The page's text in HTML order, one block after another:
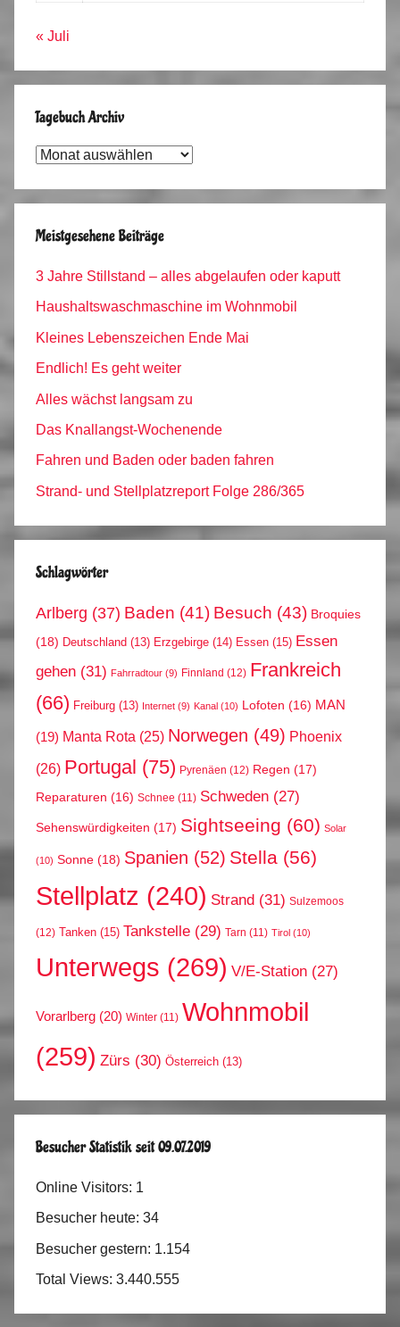
« Juli
Tagebuch Archiv
Tagebuch
Meistgesehene Beiträge
3 Jahre Stillstand – alles abgelaufen oder kaputt
Haushaltswaschmaschine im Wohnmobil
Kleines Lebenszeichen Ende Mai
Endlich! Es geht weiter
Alles wächst langsam zu
Das Knallangst-Wochenende
Fahren und Baden oder baden fahren
Strand- und Stellplatzreport Folge 286/365
Schlagwörter
Arlberg (37) Baden (41) Besuch (43) Broquies
(18) Deutschland (13) Erzgebirge (14) Essen (15) Essen
gehen (31) Fahrradtour (9) Finnland (12) Frankreich
(66) Freiburg (13) Internet (9) Kanal (10) Lofoten (16) MAN
(19) Manta Rota (25) Norwegen (49) Phoenix
(26) Portugal (75) Pyrenäen (12) Regen (17)
Reparaturen (16) Schnee (11) Schweden (27)
Sehenswürdigkeiten (17) Sightseeing (60) Solar
(10) Sonne (18) Spanien (52) Stella (56)
Stellplatz (240) Strand (31) Sulzemoos
(12) Tanken (15) Tankstelle (29) Tarn (11) Tirol (10)
Unterwegs (269) V/E-Station (27)
Vorarlberg (20) Winter (11) Wohnmobil
(259) Zürs (30) Österreich (13)
Besucher Statistik seit 09.07.2019
Online Visitors: 1
Besucher heute: 34
Besucher gestern: 1.154
Total Views: 3.440.555